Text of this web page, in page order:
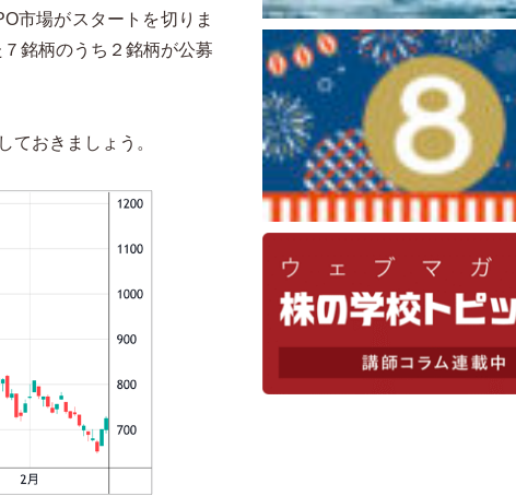
市場がスタートを切りま
７ 銘柄のうち２銘柄が公募
ておきましょう。